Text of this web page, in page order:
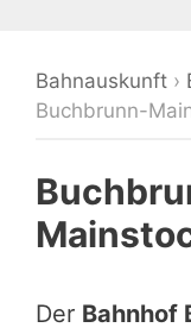
Bahnauskunft ›
Buchbrunn-
Der Bahnhof